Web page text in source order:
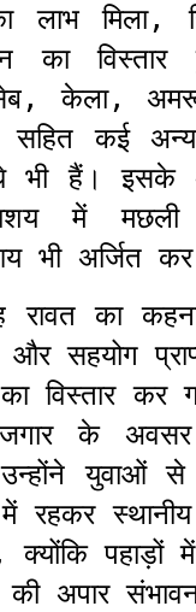
लाभ मिला,
का
केला,
सहित कई
भी हैं। इसके
में मछली
भी अर्जित
रावत का
सहयोग
विस्तार कर
के
युवाओं से
रहकर
पहाड़ों
की अपार